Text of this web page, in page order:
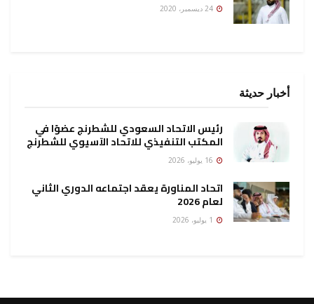
أخبار حديثة
رئيس الاتحاد السعودي للشطرنج عضوًا في
المكتب التنفيذي للاتحاد الآسيوي للشطرنج
اتحاد المناورة يعقد اجتماعه الدوري الثاني
لعام 2026